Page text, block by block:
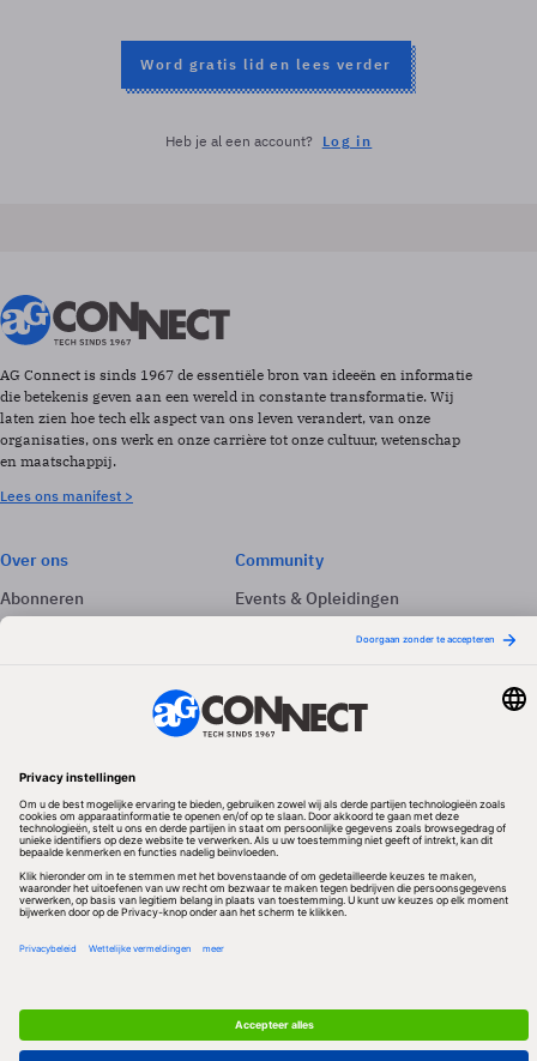
Word gratis lid en lees verder
Heb je al een account? Log in
AG Connect is sinds 1967 de essentiële bron van ideeën en informatie
die betekenis geven aan een wereld in constante transformatie. Wij
laten zien hoe tech elk aspect van ons leven verandert, van onze
organisaties, ons werk en onze carrière tot onze cultuur, wetenschap
en maatschappij.
Lees ons manifest >
Over ons
Abonneren
Adverteren
Community
Events & Opleidingen
Volg ons
Redactionele partner
Algemene Voorwaarden & Copyrights